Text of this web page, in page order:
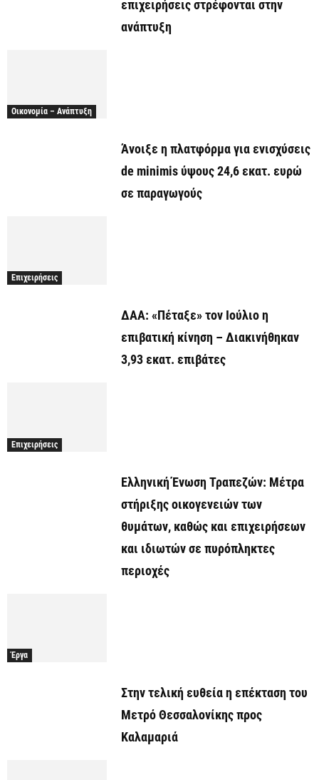
επιχειρήσεις στρέφονται στην
ανάπτυξη
Οικονομία – Ανάπτυξη
Άνοιξε η πλατφόρμα για ενισχύσεις
de minimis ύψους 24,6 εκατ. ευρώ
σε παραγωγούς
Επιχειρήσεις
ΔΑΑ: «Πέταξε» τον Ιούλιο η
επιβατική κίνηση – Διακινήθηκαν
3,93 εκατ. επιβάτες
Επιχειρήσεις
Ελληνική Ένωση Τραπεζών: Μέτρα
στήριξης οικογενειών των
θυμάτων, καθώς και επιχειρήσεων
και ιδιωτών σε πυρόπληκτες
περιοχές
Έργα
Στην τελική ευθεία η επέκταση του
Μετρό Θεσσαλονίκης προς
Καλαμαριά